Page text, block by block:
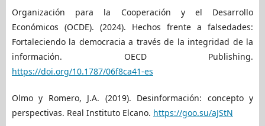
Organización para la Cooperación y el Desarrollo
Económicos (OCDE). (2024). Hechos frente a falsedades:
Fortaleciendo la democracia a través de la integridad de la
información. OECD Publishing.
https://doi.org/10.1787/06f8ca41-es
Olmo y Romero, J.A. (2019). Desinformación: concepto y
perspectivas. Real Instituto Elcano. https://goo.su/aJStN